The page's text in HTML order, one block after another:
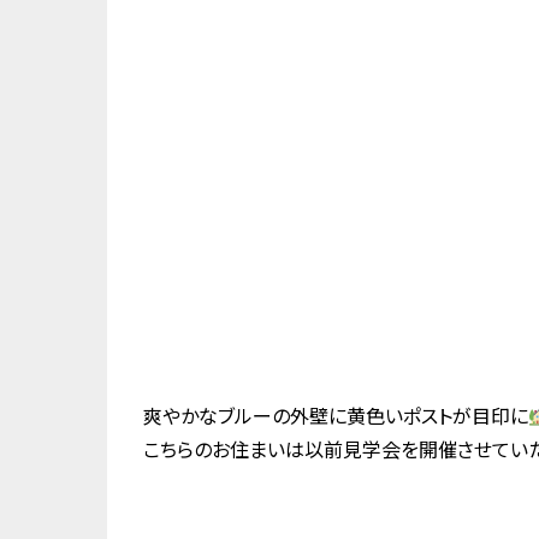
爽やかなブルーの外壁に黄色いポストが目印に
こちらのお住まいは以前見学会を開催させてい